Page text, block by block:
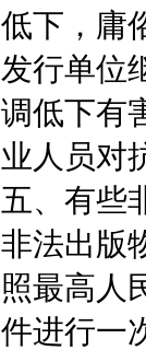
下，庸
行单位
低下有
人员对
、有些
法出版
最高人
进行一